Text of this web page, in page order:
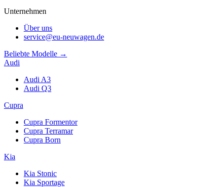
Unternehmen
Über uns
service@eu-neuwagen.de
Beliebte Modelle →
Audi
Audi A3
Audi Q3
Cupra
Cupra Formentor
Cupra Terramar
Cupra Born
Kia
Kia Stonic
Kia Sportage